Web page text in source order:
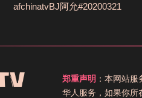
afchinatvBJ阿允#20200321
郑重声明 ：本网站
华人服务，如果你所